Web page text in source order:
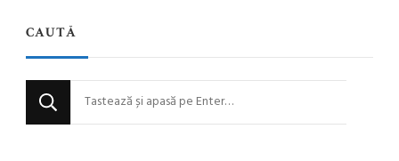
CAUTĂ
Cauți
ceva?